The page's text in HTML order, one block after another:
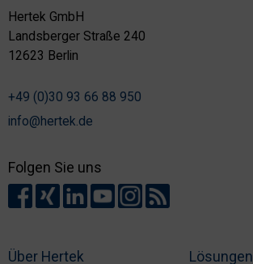
Über Hertek Lösungen
Hertek GmbH
Landsberger Straße 240
12623 Berlin
+49 (0)30 93 66 88 950
info@hertek.de
Folgen Sie uns